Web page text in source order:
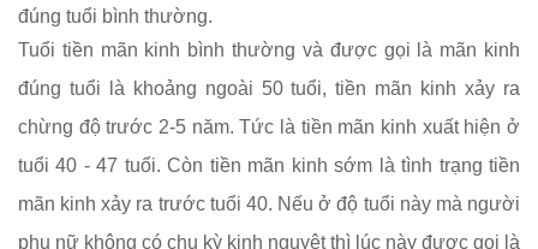
đúng tuổi bình thường.
Tuổi tiền mãn kinh bình thường và được gọi là mãn kinh
đúng tuổi là khoảng ngoài 50 tuổi, tiền mãn kinh xảy ra
chừng độ trước 2-5 năm. Tức là tiền mãn kinh xuất hiện ở
tuổi 40 - 47 tuổi. Còn tiền mãn kinh sớm là tình trạng tiền
mãn kinh xảy ra trước tuổi 40. Nếu ở độ tuổi này mà người
phụ nữ không có chu kỳ kinh nguyệt thì lúc này được gọi là